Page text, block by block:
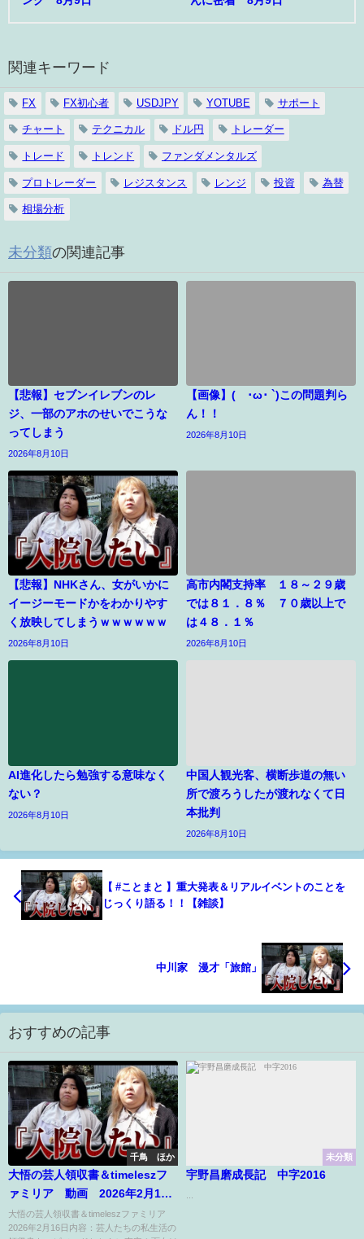
関連キーワード
FX FX初心者 USDJPY YOTUBE サポート
チャート テクニカル ドル円 トレーダー
トレード トレンド ファンダメンタルズ
プロトレーダー レジスタンス レンジ 投資 為替
相場分析
未分類の関連記事
【悲報】セブンイレブンのレ
ジ、一部のアホのせいでこうな
ってしまう
2026年8月10日
【画像】(´･ω･ `)この問題判ら
ん！！
2026年8月10日
【悲報】NHKさん、女がいかに
イージーモードかをわかりやす
く放映してしまうｗｗｗｗｗｗ
2026年8月10日
高市内閣支持率 １８～２９歳
では８１．８％ ７０歳以上で
は４８．１％
2026年8月10日
AI進化したら勉強する意味なく
ない？
2026年8月10日
中国人観光客、横断歩道の無い
所で渡ろうしたが渡れなくて日
本批判
2026年8月10日
【 #ことまと 】重大発表＆リアルイベントのことを
じっくり語る！！【雑談】
中川家 漫才「旅館」
おすすめの記事
千鳥 ほか
大悟の芸人領収書＆timeleszフ
ァミリア 動画 2026年2月16
日
大悟の芸人領収書＆timeleszファミリア
2026年2月16日内容：芸人たちの私生活の
未分類
宇野昌磨成長記 中字2016